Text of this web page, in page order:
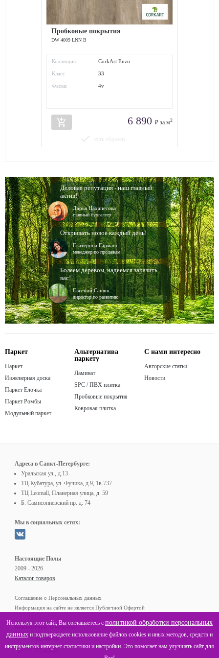
Пробковые покрытия
DW 4009 LNN B
Коллекция: CorkArt Enzo
Класс
33
Фаска: 4v
add_shopping_cart 6 890 ₽ за м2
Деловая репутация - наш главный
актив!
Дарья Нахапетова
главный бухгалтер
Открывать новое каждый день!
Екатерина Гармаш
менеджер по продажам
Болеем деревом, надеемся заразить
вас!
Евгений Сашин
директор по развитию
Паркет
Паркет
Инженерная доска
Паркет Елочка
Паркет Ромбы
Модульный паркет
Альтернатива
паркету
Ламинат
SPC / ПВХ плитка
Пробковые покрытия
Ковровая плитка
С нами интересно
Авторские статьи
Новости
Адреса в Санкт-Петербурге:
Уральская ул., д.13
ТЦ Кубатура, ул. Фучика, д.9, 1в.737
ТЦ Leomall, Планерная улица, д. 59
Б. Сампсониевский пр. д. 74
Мы в социальных сетях:
Настоящие Полы
2009 - 2026
Каталог товаров
Соглашение о Персональных данных
Информация на сайте не является Публичной Офертой
Контактные телефоны:
+7(812)
602-40-48
8 (800) 775-05-68
Используя этот сайт, Вы соглашаетесь с политикой обработки персональных
данных и подтверждаете использование файлов cookies и иных методов, средств и
инструментов интернет статистики и настройки. Это помогает нам улучшать сайт для